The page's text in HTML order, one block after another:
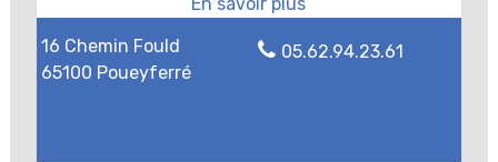
16 Chemin Fould
65100 Poueyferré
05.62.94.23.61